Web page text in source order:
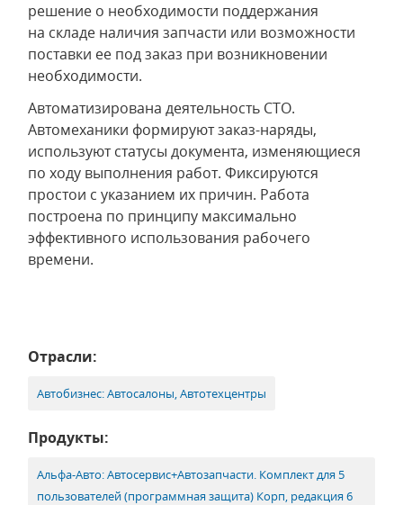
решение о необходимости поддержания
на складе наличия запчасти или возможности
поставки ее под заказ при возникновении
необходимости.
Автоматизирована деятельность СТО.
Автомеханики формируют заказ-наряды,
используют статусы документа, изменяющиеся
по ходу выполнения работ. Фиксируются
простои с указанием их причин. Работа
построена по принципу максимально
эффективного использования рабочего
времени.
Отрасли:
Автобизнес: Автосалоны, Автотехцентры
Продукты:
Альфа-Авто: Автосервис+Автозапчасти. Комплект для 5
пользователей (программная защита) Корп, редакция 6